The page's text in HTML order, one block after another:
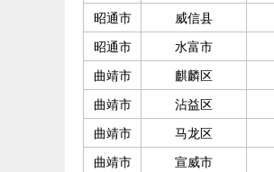
昭通市
威信县
昭通市
水富市
曲靖市
麒麟区
曲靖市
沾益区
曲靖市
马龙区
曲靖市
宣威市